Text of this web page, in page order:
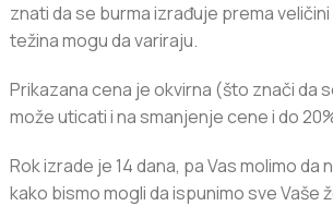
znati da se burma izrađuje prema
težina mogu da variraju.
Prikazana cena je okvirna (što znači da
može uticati i na smanjenje cene i do
Rok izrade je 14 dana, pa Vas molimo
kako bismo mogli da ispunimo sve Vaše